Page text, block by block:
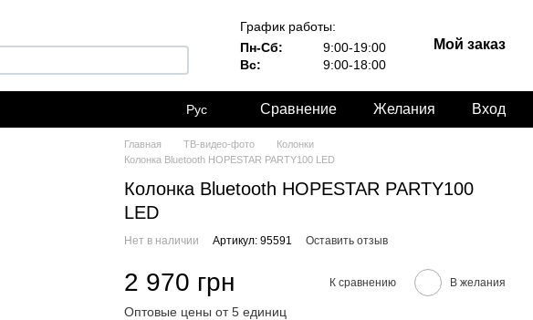
График работы:
Пн-Сб:
9:00-19:00
Вс:
9:00-18:00
Мой заказ
Рус Сравнение Желания Вход
Главная ТВ-видео-фото
Колонки
Колонка Bluetooth HOPESTAR PARTY100 LED
Колонка Bluetooth HOPESTAR PARTY100
LED
Нет в наличии Артикул: 95591 Оставить отзыв
2 970 грн К сравнению В желания
Оптовые цены от 5 единиц